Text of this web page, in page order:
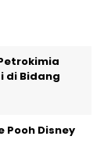
di Bidang
Pooh Disney